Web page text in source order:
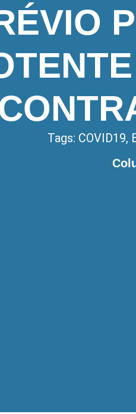
Tags: COVID19,